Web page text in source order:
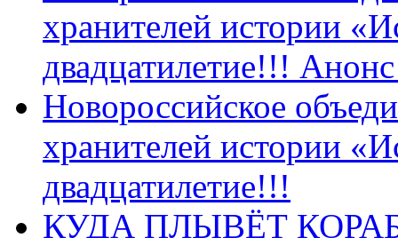
хранителей истории
двадцатилетие!!!
Новороссийское
хранителей истории
двадцатилетие!!!
КУДА ПЛЫВЁТ